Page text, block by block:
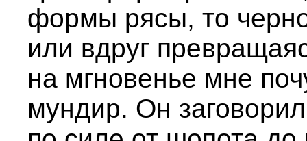
формы рясы, то
или вдруг
на мгновенье мне
мундир. Он